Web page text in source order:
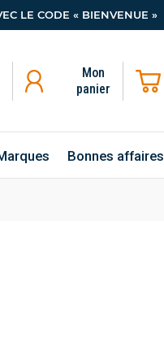
LE CODE « BIENVENUE »
Mon
panier
Bonnes affaires